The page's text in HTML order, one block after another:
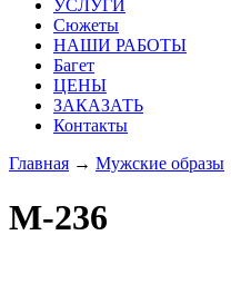
УСЛУГИ
Сюжеты
НАШИ РАБОТЫ
Багет
ЦЕНЫ
ЗАКАЗАТЬ
Контакты
Главная → Мужские образы
M-236